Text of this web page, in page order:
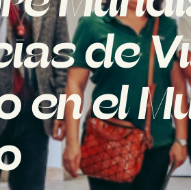
de
en el